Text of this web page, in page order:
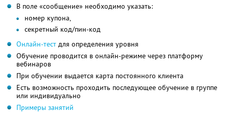
В поле «сообщение» необходимо указать:
номер купона,
секретный код/пин-код
Онлайн-тест для определения уровня
Обучение проводится в онлайн-режиме через платформу
вебинаров
При обучении выдается карта постоянного клиента
Есть возможность проходить последующее обучение в группе
или индивидуально
Примеры занятий